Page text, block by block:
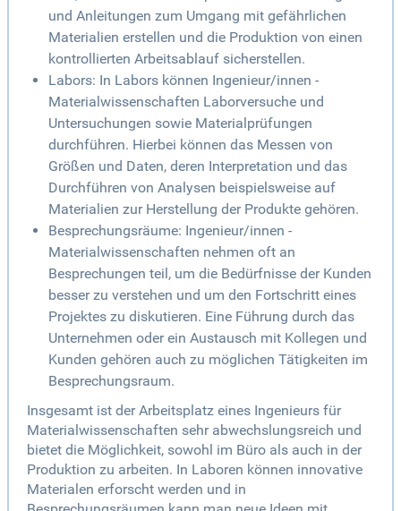
und Anleitungen zum Umgang mit gefährlichen
Materialien erstellen und die Produktion von einen
kontrollierten Arbeitsablauf sicherstellen.
Labors: In Labors können Ingenieur/innen -
Materialwissenschaften Laborversuche und
Untersuchungen sowie Materialprüfungen
durchführen. Hierbei können das Messen von
Größen und Daten, deren Interpretation und das
Durchführen von Analysen beispielsweise auf
Materialien zur Herstellung der Produkte gehören.
Besprechungsräume: Ingenieur/innen -
Materialwissenschaften nehmen oft an
Besprechungen teil, um die Bedürfnisse der Kunden
besser zu verstehen und um den Fortschritt eines
Projektes zu diskutieren. Eine Führung durch das
Unternehmen oder ein Austausch mit Kollegen und
Kunden gehören auch zu möglichen Tätigkeiten im
Besprechungsraum.
Insgesamt ist der Arbeitsplatz eines Ingenieurs für
Materialwissenschaften sehr abwechslungsreich und
bietet die Möglichkeit, sowohl im Büro als auch in der
Produktion zu arbeiten. In Laboren können innovative
Materialen erforscht werden und in